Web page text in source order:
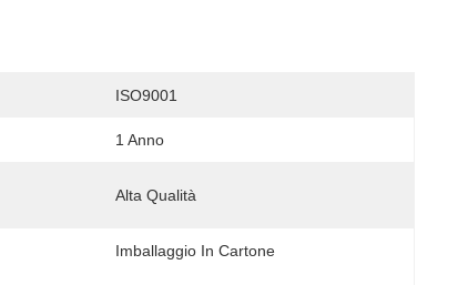
ISO9001
1 Anno
Alta Qualità
Imballaggio In Cartone